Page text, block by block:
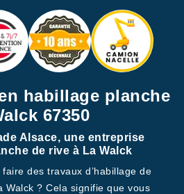
habillage planche
67350
Alsace, une entreprise
de rive à La Walck
des travaux d’habillage de
Walck ? Cela signifie que vous